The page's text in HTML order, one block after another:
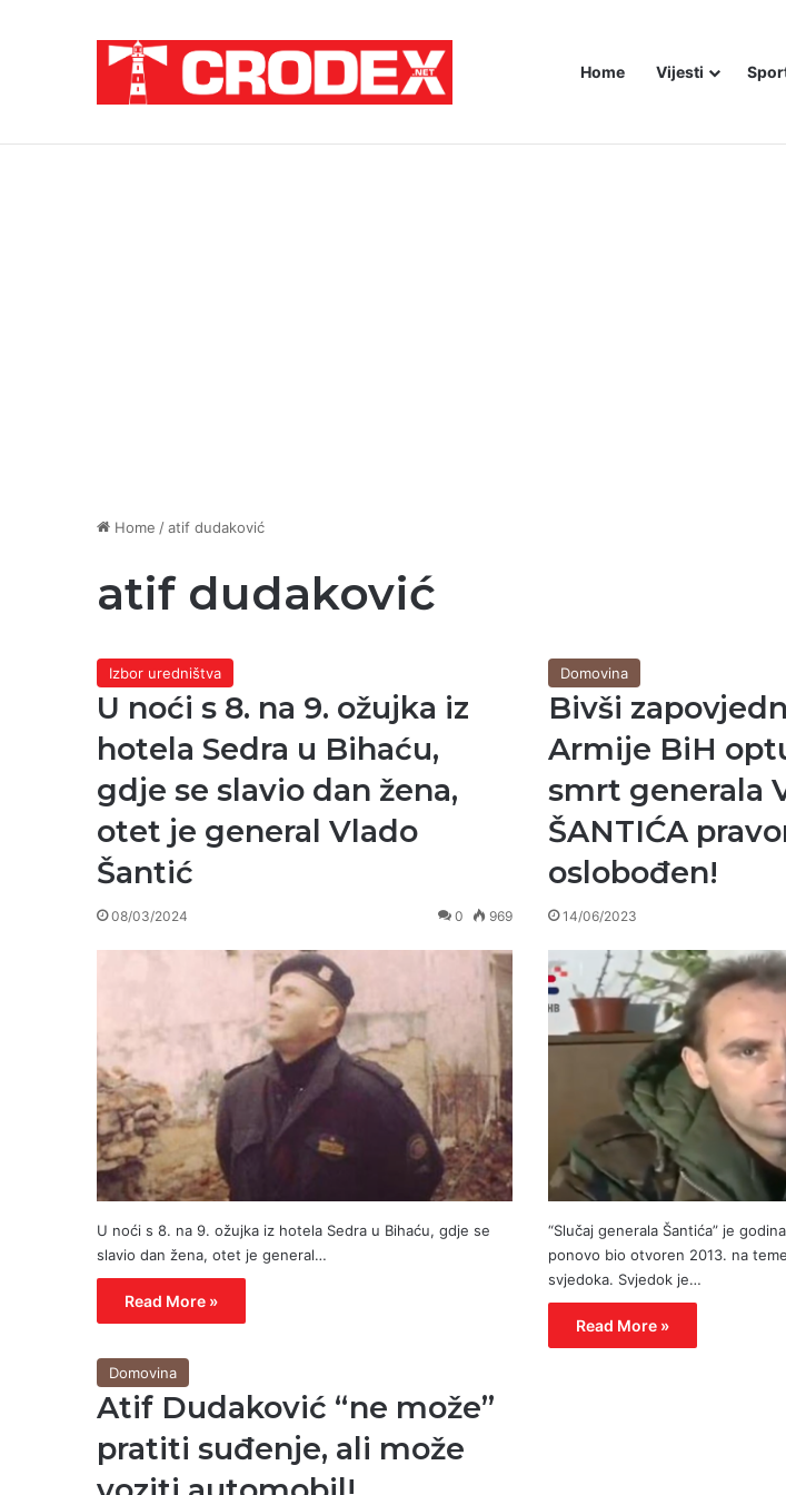
Home Vijesti
Home /atif dudaković
atif dudaković
Izbor uredništva
U noći s 8. na 9. ožujka iz
hotela Sedra u Bihaću,
gdje se slavio dan žena,
otet je general Vlado
Šantić
08/03/2024 0 969
U noći s 8. na 9. ožujka iz hotela Sedra u Bihaću, gdje se
slavio dan žena, otet je general…
Read More »
Domovina
Bivši
Armije BiH
smrt generala
ŠANTIĆA
oslobođen!
14/06/2023
“Slučaj generala Šantića” je
ponovo bio otvoren 2013. na
svjedoka. Svjedok je…
Read More »
Domovina
Atif Dudaković “ne može”
pratiti suđenje, ali može